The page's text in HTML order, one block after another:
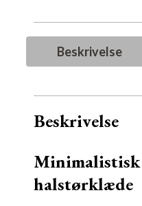
Beskrivelse
Beskrivelse
halstørklæde